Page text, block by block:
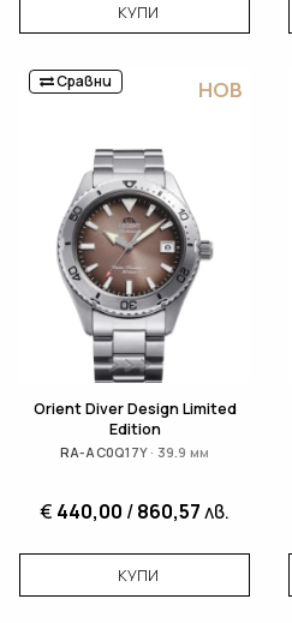
КУПИ
Сравни НОВ
Orient Diver Design Limited
Edition
RA-AC0Q17Y · 39.9 мм
€ 440,00 /860,57лв.
КУПИ